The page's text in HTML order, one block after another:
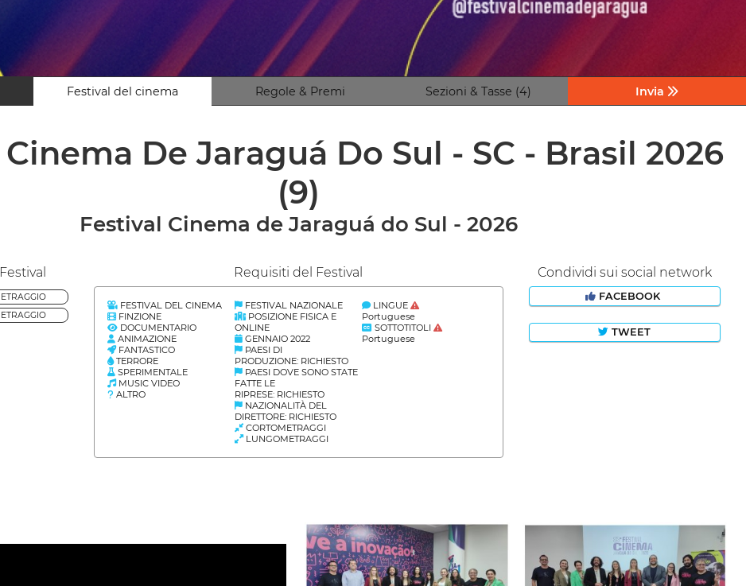
Festival del cinema Regole & Premi Sezioni & Tasse (4) Invia
De Jaraguá Do Sul - SC - Brasil 2026
(9)
Festival Cinema de Jaraguá do Sul - 2026
Requisiti del Festival
FESTIVAL DEL CINEMA
FINZIONE
DOCUMENTARIO
ANIMAZIONE
FANTASTICO
TERRORE
SPERIMENTALE
MUSIC VIDEO
ALTRO
FESTIVAL NAZIONALE
POSIZIONE FISICA E
ONLINE
GENNAIO 2022
PAESI DI
PRODUZIONE: RICHIESTO
PAESI DOVE SONO STATE
FATTE LE
RIPRESE: RICHIESTO
NAZIONALITÀ DEL
DIRETTORE: RICHIESTO
CORTOMETRAGGI
LUNGOMETRAGGI
LINGUE
Portuguese
SOTTOTITOLI
Portuguese
Condividi sui social network
FACEBOOK
TWEET